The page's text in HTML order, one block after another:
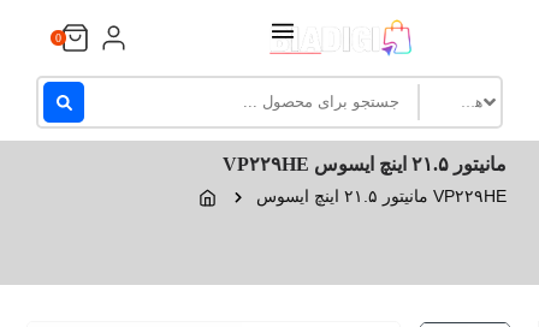
0
مانیتور ۲۱.۵ اینچ ایسوس VP۲۲۹HE
مانیتور ۲۱.۵ اینچ ایسوس VP۲۲۹HE